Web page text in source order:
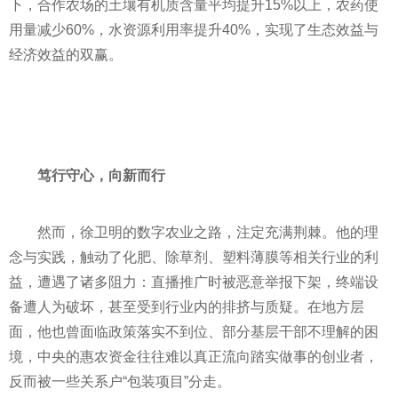
下，合作农场的土壤有机质含量平均提升15%以上，农药使
用量减少60%，水资源利用率提升40%，实现了生态效益与
经济效益的双赢。
笃行守心，向新而行
然而，徐卫明的数字农业之路，注定充满荆棘。他的理
念与实践，触动了化肥、除草剂、塑料薄膜等相关行业的利
益，遭遇了诸多阻力：直播推广时被恶意举报下架，终端设
备遭人为破坏，甚至受到行业内的排挤与质疑。在地方层
面，他也曾面临政策落实不到位、部分基层干部不理解的困
境，中央的惠农资金往往难以真正流向踏实做事的创业者，
反而被一些关系户“包装项目”分走。